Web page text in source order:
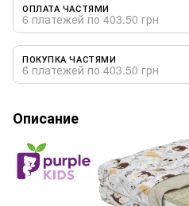
ОПЛАТА ЧАСТЯМИ
6 платежей по 403.50 грн
ПОКУПКА ЧАСТЯМИ
6 платежей по 403.50 грн
Описание